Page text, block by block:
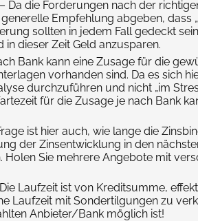
Da die Forderungen nach der
Empfehlung abgeben, dass
sollten in jedem Fall gedeckt
dieser Zeit Geld anzusparen.
Bank kann eine Zusage für die
vorhanden sind. Da es sich
durchzuführen und nicht „im
für die Zusage je nach Bank
ist hier auch, wie lange die
der Zinsentwicklung in den
Holen Sie mehrere Angebote mit
Laufzeit ist von Kreditsumme,
Laufzeit mit Sondertilgungen zu
Anbieter/Bank möglich ist!